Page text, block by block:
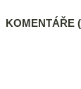
KOMENTÁŘE